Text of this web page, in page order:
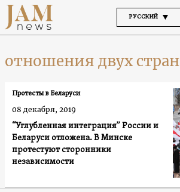
РУССКИЙ
отношения двух стран
“Углубленная интеграция” России и
Беларуси отложена. В Минске
протестуют сторонники
независимости
Протесты в Беларуси
08 декабря, 2019